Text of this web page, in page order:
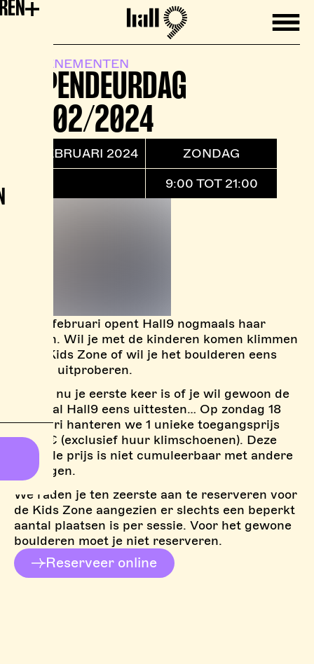
Mobile
Hall9
EVENEMENTEN
OPENDEURDAG
18/02/2024
18 FEBRUARI 2024
ZONDAG
9:00 TOT 21:00
Op 18 februari opent Hall9 nogmaals haar
deuren. Wil je met de kinderen komen klimmen
in de Kids Zone of wil je het boulderen eens
komen uitproberen.
Of het nu je eerste keer is of je wil gewoon de
klimzaal Hall9 eens uittesten… Op zondag 18
februari hanteren we 1 unieke toegangsprijs
van 5€ (exclusief huur klimschoenen). Deze
speciale prijs is niet cumuleerbaar met andere
kortingen.
We raden je ten zeerste aan te reserveren voor
de Kids Zone aangezien er slechts een beperkt
aantal plaatsen is per sessie. Voor het gewone
boulderen moet je niet reserveren.
Reserveer online